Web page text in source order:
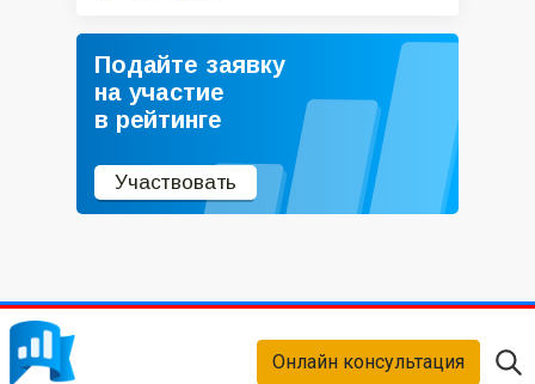
Подайте заявку
на участие
в рейтинге
Участвовать
Онлайн консультация